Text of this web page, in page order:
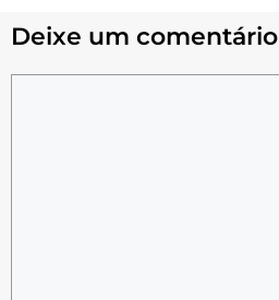
Deixe um comentário